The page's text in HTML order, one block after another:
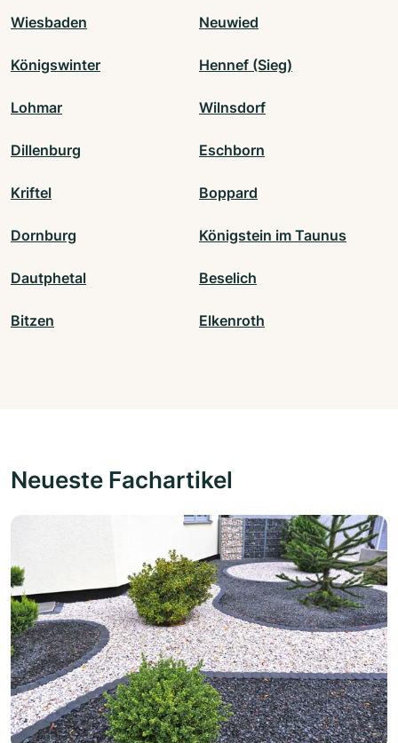
Wiesbaden Neuwied
Königswinter Hennef (Sieg)
Lohmar Wilnsdorf
Dillenburg Eschborn
Kriftel Boppard
Dornburg Königstein im Taunus
Dautphetal Beselich
Bitzen Elkenroth
Neueste Fachartikel